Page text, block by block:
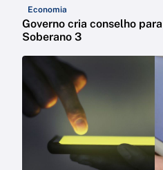
Economia
Governo cria conselho
Soberano 3